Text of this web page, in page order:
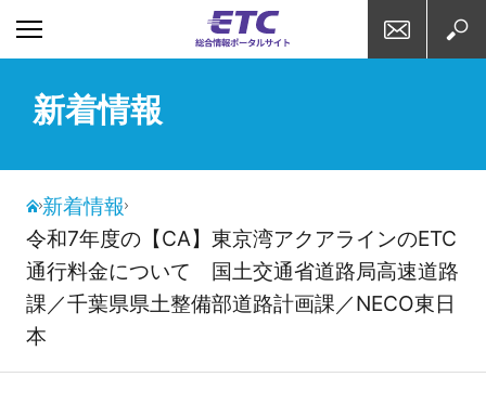
新着情報
新着情報
令和7年度の【CA】東京湾アクアラインのETC
通行料金について 国土交通省道路局高速道路
課／千葉県県土整備部道路計画課／NECO東日
本